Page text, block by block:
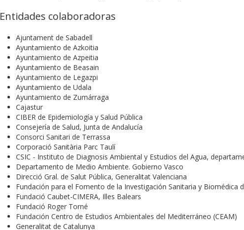
Entidades colaboradoras
Ajuntament de Sabadell
Ayuntamiento de Azkoitia
Ayuntamiento de Azpeitia
Ayuntamiento de Beasain
Ayuntamiento de Legazpi
Ayuntamiento de Udala
Ayuntamiento de Zumárraga
Cajastur
CIBER de Epidemiología y Salud Pública
Consejería de Salud, Junta de Andalucía
Consorci Sanitari de Terrassa
Corporació Sanitària Parc Taulí
CSIC - Instituto de Diagnosis Ambiental y Estudios del Agua,
Departamento de Medio Ambiente. Gobierno Vasco
Direcció Gral. de Salut Pública, Generalitat Valenciana
Fundación para el Fomento de la Investigación Sanitaria y Biomédica
Fundació Caubet-CIMERA, Illes Balears
Fundació Roger Torné
Fundación Centro de Estudios Ambientales del Mediterráneo (CEAM)
Generalitat de Catalunya